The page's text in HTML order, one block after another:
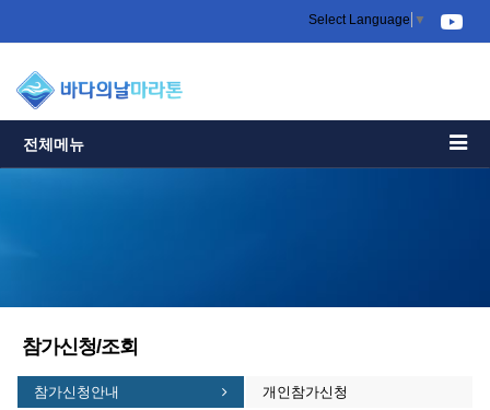
Select Language ▼
전체메뉴
참가신청/조회
참가신청안내 개인참가신청